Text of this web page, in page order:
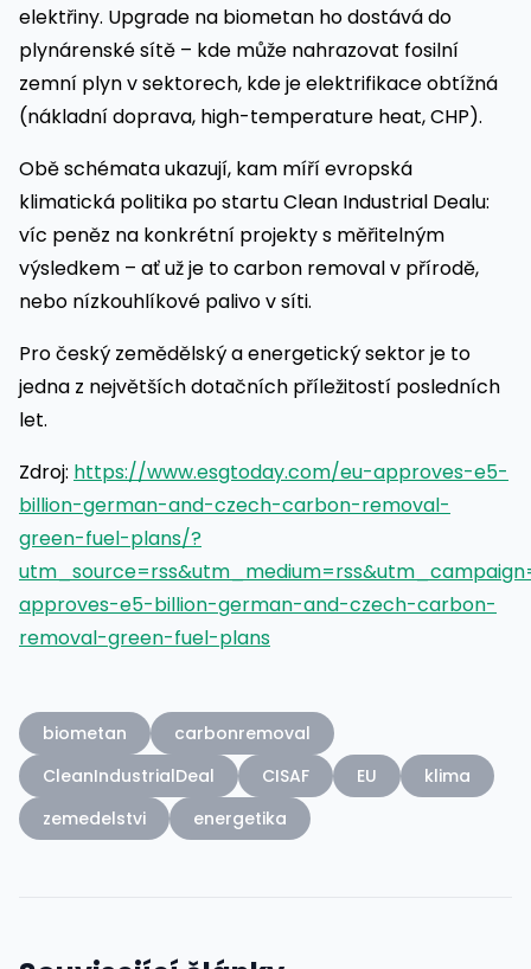
elektřiny. Upgrade na biometan ho dostává do
plynárenské sítě – kde může nahrazovat fosilní
zemní plyn v sektorech, kde je elektrifikace obtížná
(nákladní doprava, high-temperature heat, CHP).
Obě schémata ukazují, kam míří evropská
klimatická politika po startu Clean Industrial Dealu:
víc peněz na konkrétní projekty s měřitelným
výsledkem – ať už je to carbon removal v přírodě,
nebo nízkouhlíkové palivo v síti.
Pro český zemědělský a energetický sektor je to
jedna z největších dotačních příležitostí posledních
let.
Zdroj: https://www.esgtoday.com/eu-approves-e5-
billion-german-and-czech-carbon-removal-
green-fuel-plans/?
approves-e5-billion-german-and-czech-carbon-
removal-green-fuel-plans
biometan
carbonremoval
CleanIndustrialDeal
CISAF EU
klima
zemedelstvi
energetika